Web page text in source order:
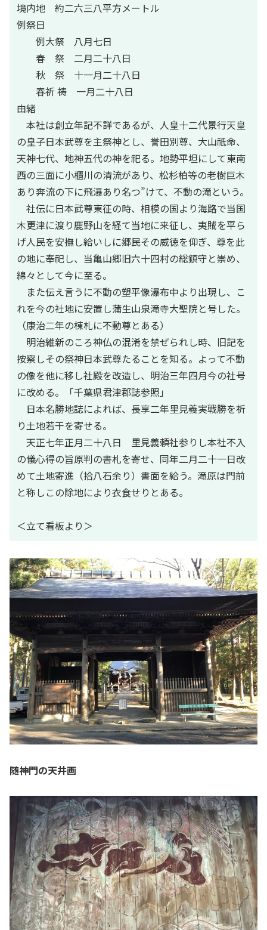
境内地 約二六三八平方メートル
例祭日
例大祭 八月七日
春 祭 二月二十八日
秋 祭 十一月二十八日
春祈 祷 一月二十八日
由緒
本社は創立年記不詳であるが、人皇十二代景行天皇
の皇子日本武尊を主祭神とし、誉田別尊、大山祇命、
天神七代、地神五代の神を祀る。地勢平坦にして東南
西の三面に小櫃川の清流があり、松杉柏等の老樹巨木
あり奔流の下に飛瀑あり名つ”けて、不動の滝という。
社伝に日本武尊東征の時、相模の国より海路で当国
木更津に渡り鹿野山を経て当地に来征し、夷賊を平ら
げ人民を安撫し給いしに郷民その威徳を仰ぎ、尊を此
の地に奉祀し、当亀山郷旧六十四村の総鎮守と崇め、
綿々として今に至る。
また伝え言うに不動の塑平像瀑布中より出現し、こ
れを今の社地に安置し蒲生山泉滝寺大聖院と号した。
（康治二年の棟札に不動尊とある）
明治維新のころ神仏の混淆を禁ぜられし時、旧記を
按察しその祭神日本武尊たることを知る。よって不動
の像を他に移し社殿を改造し、明治三年四月今の社号
に改める。「千葉県君津郡誌参照」
日本名勝地誌によれば、長享二年里見義実戦勝を祈
り土地若干を寄せる。
天正七年正月二十八日 里見義頼社参りし本社不入
の儀心得の旨原判の書札を寄せ、同年二月二十一日改
めて土地寄進（拾八石余り）書面を給う。滝原は門前
と称しこの除地により衣食せりとある。
＜立て看板より＞
随神門の天井画